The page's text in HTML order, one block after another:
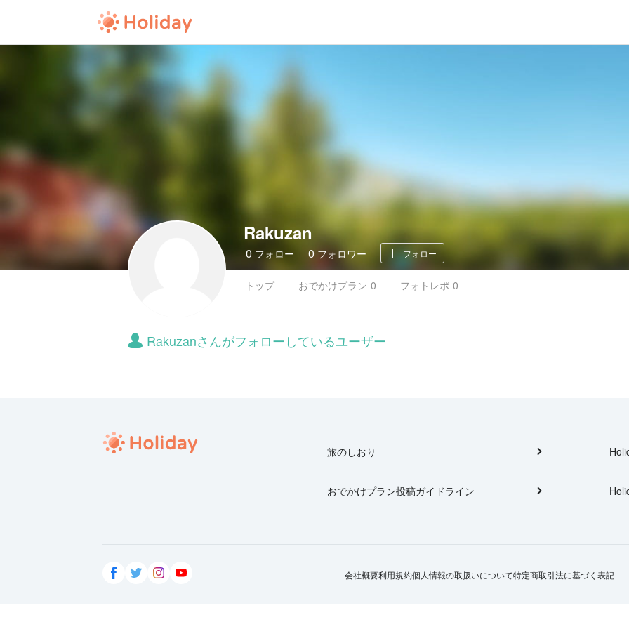
Rakuzan
0 フォロー 0 フォロワー フォロー
トップ おでかけプラン 0 フォトレポ 0
Rakuzanさんがフォローしているユーザー
旅のしおり
おでかけプラン投稿ガイドライン
会社概要利用規約個人情報の取扱いについて特定商取引法に基づく表記